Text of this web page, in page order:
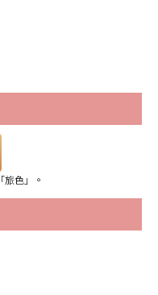
色」。